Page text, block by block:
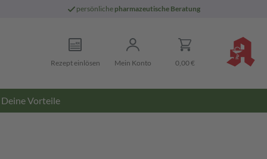
persönliche pharmazeutische Beratung
Rezept einlösen Mein Konto 0,00 €
Deine Vorteile